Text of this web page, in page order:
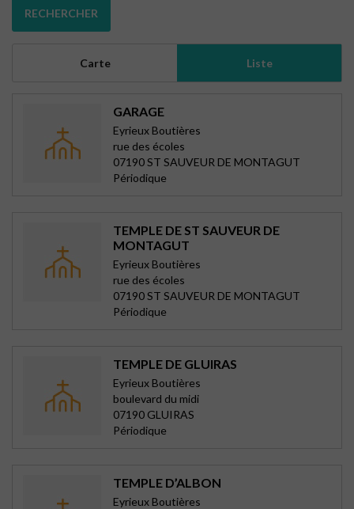
RECHERCHER
Carte Liste
GARAGE
Eyrieux Boutières
rue des écoles
07190 ST SAUVEUR DE MONTAGUT
Périodique
TEMPLE DE ST SAUVEUR DE
MONTAGUT
Eyrieux Boutières
rue des écoles
07190 ST SAUVEUR DE MONTAGUT
Périodique
TEMPLE DE GLUIRAS
Eyrieux Boutières
boulevard du midi
07190 GLUIRAS
Périodique
TEMPLE D’ALBON
Eyrieux Boutières